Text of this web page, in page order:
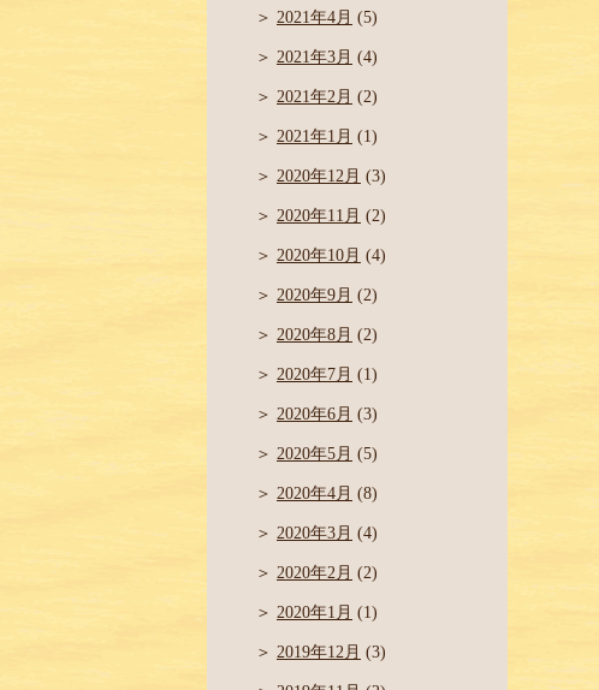
2021年4月 (5)
2021年3月 (4)
2021年2月 (2)
2021年1月 (1)
2020年12月 (3)
2020年11月 (2)
2020年10月 (4)
2020年9月 (2)
2020年8月 (2)
2020年7月 (1)
2020年6月 (3)
2020年5月 (5)
2020年4月 (8)
2020年3月 (4)
2020年2月 (2)
2020年1月 (1)
2019年12月 (3)